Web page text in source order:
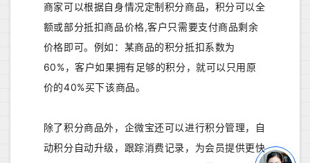
商家可以根据自身情况定制积分商品，积分可以全
额或部分抵扣商品价格,客户只需要支付商品剩余
价格即可。例如：某商品的积分抵扣系数为
60%，客户如果拥有足够的积分，就可以只用原
价的40%买下该商品。
除了积分商品外，企微宝还可以进行积分管理，自
动积分自动升级，跟踪消费记录，为会员提供更快